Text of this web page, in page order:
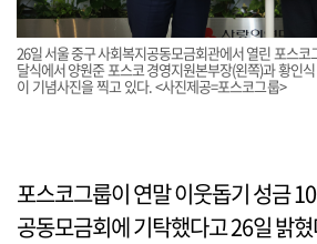
26일 서울 중구 사회복지공동모금회관에서 열린 포스코
달식에서 양원준 포스코 경영지원본부장(왼쪽)과 황인
이 기념사진을 찍고 있다. <사진제공=포스코그룹>
포스코그룹이 연말 이웃돕기 성금
공동모금회에 기탁했다고 26일 밝